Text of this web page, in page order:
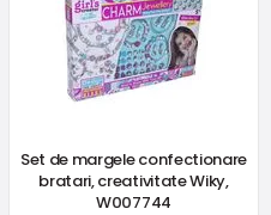
Set de margele confectionare
bratari, creativitate Wiky,
W007744